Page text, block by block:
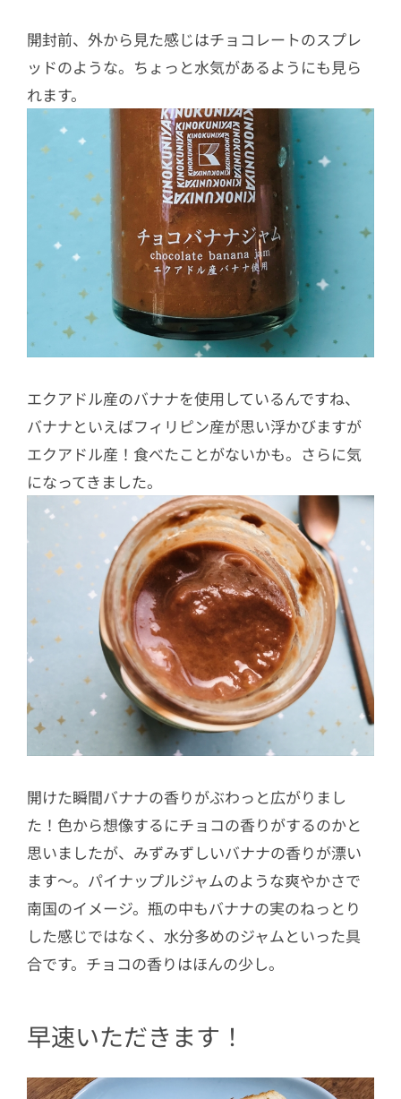
開封前、外から見た感じはチョコレートのスプレ
ッドのような。ちょっと水気があるようにも見ら
れます。
エクアドル産のバナナを使用しているんですね、
バナナといえばフィリピン産が思い浮かびますが
エクアドル産！食べたことがないかも。さらに気
になってきました。
開けた瞬間バナナの香りがぶわっと広がりまし
た！色から想像するにチョコの香りがするのかと
思いましたが、みずみずしいバナナの香りが漂い
ます～。パイナップルジャムのような爽やかさで
南国のイメージ。瓶の中もバナナの実のねっとり
した感じではなく、水分多めのジャムといった具
合です。チョコの香りはほんの少し。
早速いただきます！